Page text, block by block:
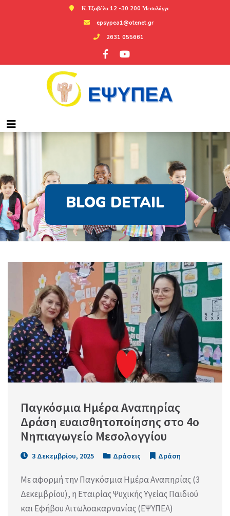
Κ.Τζαβέλα 12 -30 200 Μεσολόγγι
epsypea1@otenet.gr
2631 055661
BLOG DETAIL
Παγκόσμια Ημέρα Αναπηρίας
Δράση ευαισθητοποίησης στο 4ο
Νηπιαγωγείο Μεσολογγίου
3 Δεκεμβρίου, 2025 Δράσεις Δράση
Με αφορμή την Παγκόσμια Ημέρα Αναπηρίας (3
Δεκεμβρίου), η Εταιρίας Ψυχικής Υγείας Παιδιού
και Εφήβου Αιτωλοακαρνανίας (ΕΨΥΠΕΑ)